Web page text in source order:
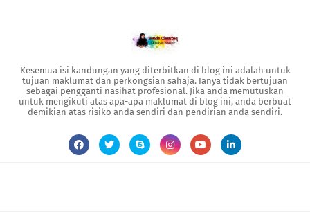
Kesemua isi kandungan yang diterbitkan di blog ini adalah untuk
tujuan maklumat dan perkongsian sahaja. Ianya tidak bertujuan
sebagai pengganti nasihat profesional. Jika anda memutuskan
untuk mengikuti atas apa-apa maklumat di blog ini, anda berbuat
demikian atas risiko anda sendiri dan pendirian anda sendiri.